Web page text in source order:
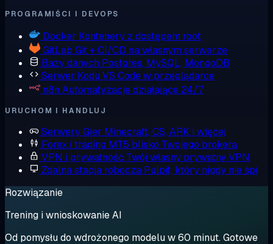
PROGRAMIŚCI I DEVOPS
Docker Kontenery z dostępem root
GitLab Git + CI/CD na własnym serwerze
Bazy danych Postgres, MySQL, MongoDB
Serwer Kodu VS Code w przeglądarce
n8n Automatyzacje działające 24/7
URUCHOM I HANDLUJ
Serwery Gier Minecraft, CS, ARK i więcej
Forex i trading MT5 blisko Twojego brokera
VPN i prywatność Twój własny prywatny VPN
Zdalna stacja robocza Pulpit, który nigdy nie śpi
Rozwiązanie
Trening i wnioskowanie AI
Od pomysłu do wdrożonego modelu w 60 minut. Gotowe